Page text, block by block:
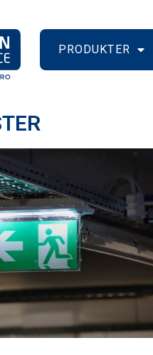
PRODUKTER